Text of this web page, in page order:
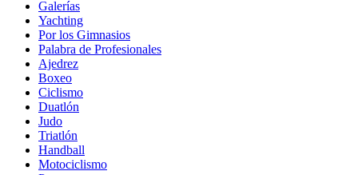
Galerías
Yachting
Por los Gimnasios
Palabra de Profesionales
Ajedrez
Boxeo
Ciclismo
Duatlón
Judo
Triatlón
Handball
Motociclismo